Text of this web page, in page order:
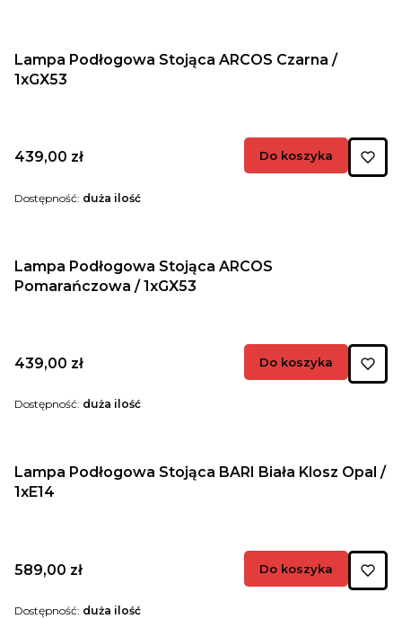
Lampa Podłogowa Stojąca ARCOS Czarna /
1xGX53
Cena
439,00 zł Do koszyka
Dostępność: duża ilość
Lampa Podłogowa Stojąca ARCOS
Pomarańczowa / 1xGX53
Cena
439,00 zł Do koszyka
Dostępność: duża ilość
Lampa Podłogowa Stojąca BARI Biała Klosz Opal /
1xE14
Cena
589,00 zł Do koszyka
Dostępność: duża ilość